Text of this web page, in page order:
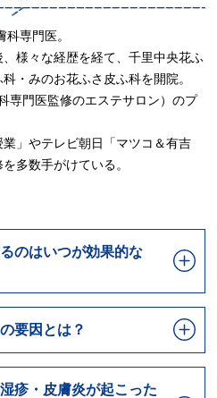
専門医。
様々な経歴を経て、千里中央花ふ
・みのお花ふさ皮ふ科を開院。
専門医監修のエステサロン）のプ
」やテレビ朝日「マツコ＆有吉
多数手がけている。
のはいつが効果的な
要因とは？
疹・皮膚炎が起こった